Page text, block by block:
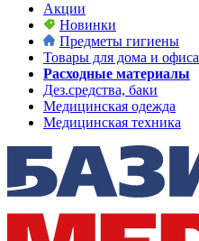
Акции
Новинки
Предметы гигиены
Товары для дома и офиса
Расходные материалы
Дез.средства, баки
Медицинская одежда
Медицинская техника